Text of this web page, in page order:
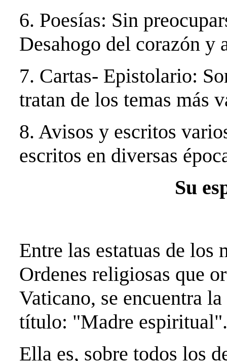
6. Poesías: Sin
Desahogo del corazón y
7. Cartas- Epistolario:
tratan de los temas más
8. Avisos y escritos
escritos en diversas
Su
Entre las estatuas de los
Ordenes religiosas que
Vaticano, se encuentra
título: "Madre espiritual".
Ella es, sobre todos los